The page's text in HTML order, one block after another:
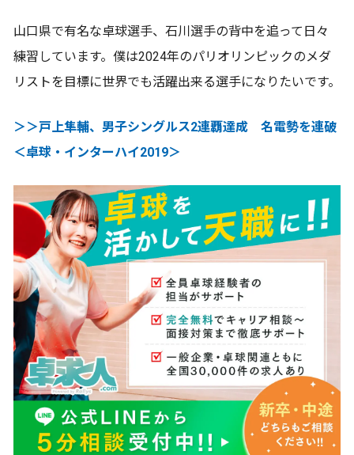
山口県で有名な卓球選手、石川選手の背中を追って日々
練習しています。僕は2024年のパリオリンピックのメダ
リストを目標に世界でも活躍出来る選手になりたいです。
＞＞戸上隼輔、男子シングルス2連覇達成 名電勢を連破
＜卓球・インターハイ2019＞